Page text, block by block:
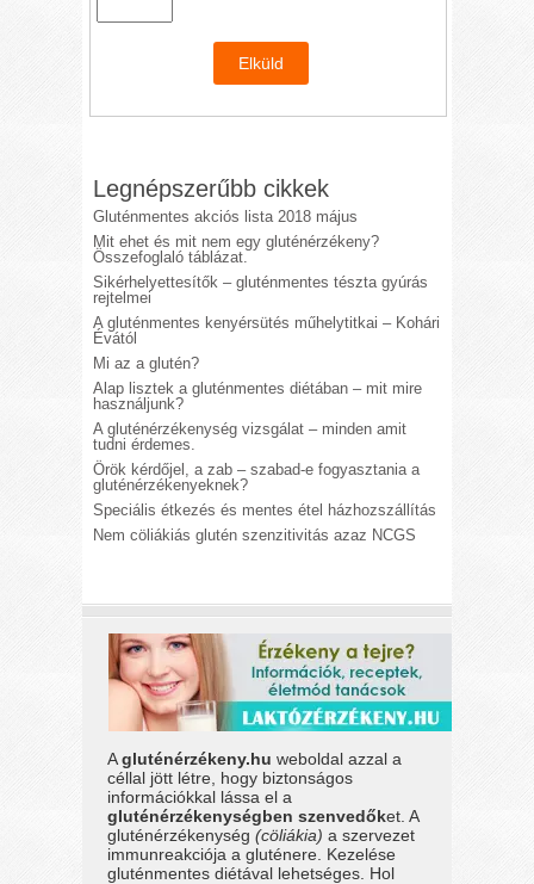
Legnépszerűbb cikkek
Gluténmentes akciós lista 2018 május
Mit ehet és mit nem egy gluténérzékeny?
Összefoglaló táblázat.
Sikérhelyettesítők – gluténmentes tészta gyúrás
rejtelmei
A gluténmentes kenyérsütés műhelytitkai – Kohári
Évától
Mi az a glutén?
Alap lisztek a gluténmentes diétában – mit mire
használjunk?
A gluténérzékenység vizsgálat – minden amit
tudni érdemes.
Örök kérdőjel, a zab – szabad-e fogyasztania a
gluténérzékenyeknek?
Speciális étkezés és mentes étel házhozszállítás
Nem cöliákiás glutén szenzitivitás azaz NCGS
Agluténérzékeny.hu weboldal azzal a
céllal jött létre, hogy biztonságos
információkkal lássa el a
gluténérzékenységben szenvedőket. A
gluténérzékenység(cöliákia) a szervezet
immunreakciója a gluténere. Kezelése
gluténmentes diétával lehetséges. Hol